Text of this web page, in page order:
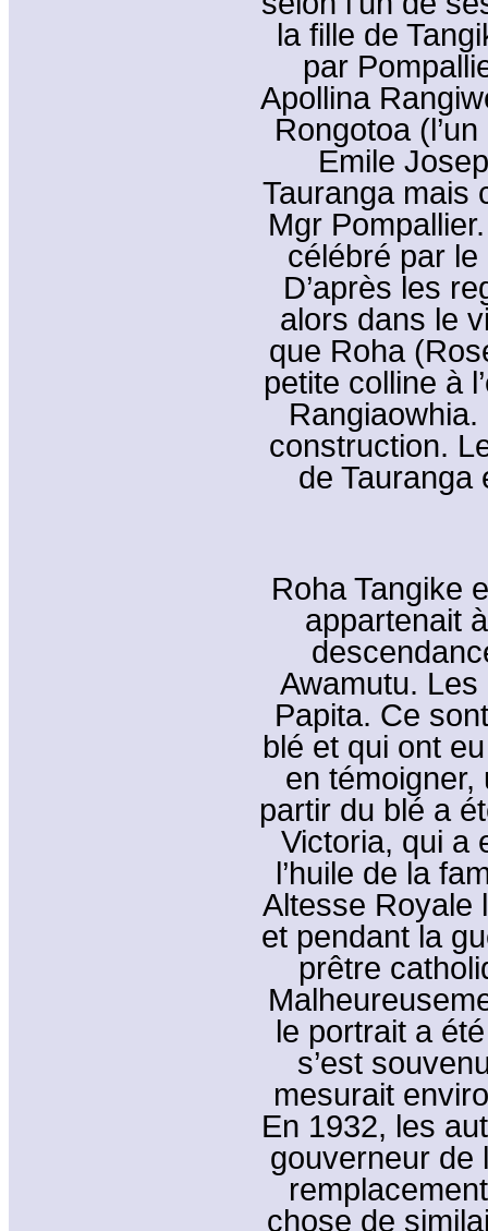
la fille de
par
Apollina
Rongotoa
Emile
Tauranga mais
Mgr
célébré par
D’après les
alors dans le
que Roha
petite colline à
Rangiaowhia.
construction.
de Tauranga
Roha Tangike
appartenait
Awamutu.
Papita. Ce
blé et qui ont
en témoigner,
partir du blé a
Victoria, qui a
l’huile de la
Altesse Royale
et pendant la
prêtre
le portrait a
s’est
mesurait
En 1932, les
gouverneur de
chose de